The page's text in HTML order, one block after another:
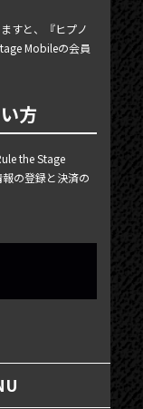
すと、『ヒプノ
Mobileの会員
方
the Stage
の登録と決済の